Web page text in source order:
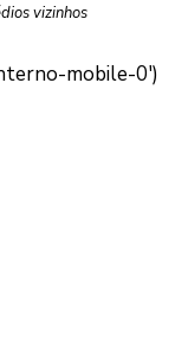
vizinhos